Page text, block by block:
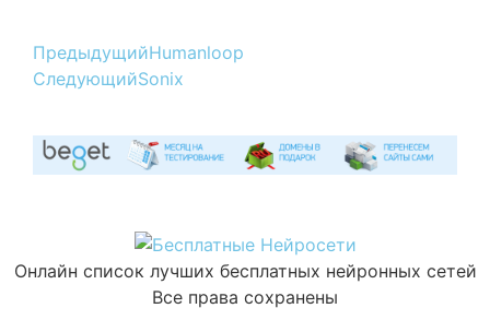
ПредыдущийHumanloop
СледующийSonix
Онлайн список лучших бесплатных нейронных сетей
Все права сохранены